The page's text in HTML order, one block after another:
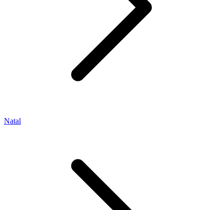
Natal